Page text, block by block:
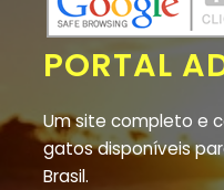
PORTAL
Um site completo e
gatos disponíveis
Brasil.